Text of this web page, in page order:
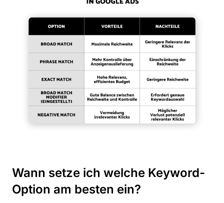
Wann setze ich welche Keyword-
Option am besten ein?